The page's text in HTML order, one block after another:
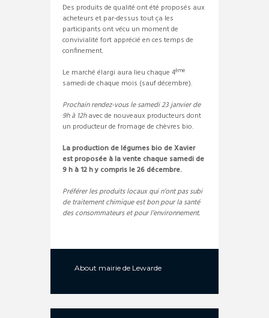
Des produits de qualité ont été proposés aux
acheteurs et par-dessus tout ça les
participants ont vécu un moment de
convivialité fort apprécié en ces temps de
confinement.
Le marché élargi aura lieu chaque 4ème
samedi de chaque mois (sauf décembre).
Prochain rendez-vous le samedi 23 janvier de
9h à 12havec de nouveaux producteurs dont
un producteur de fromage de chèvres bio.
La production de légumes bio de Xavier
est proposée à la vente chaque samedi de
9 h à 12 h y compris le 26 décembre.
Préférer les produits locaux qui n’ont pas subi
de traitement chimique est bon pour la santé
des consommateurs et pour l’environnement.
About mairie de Lewarde